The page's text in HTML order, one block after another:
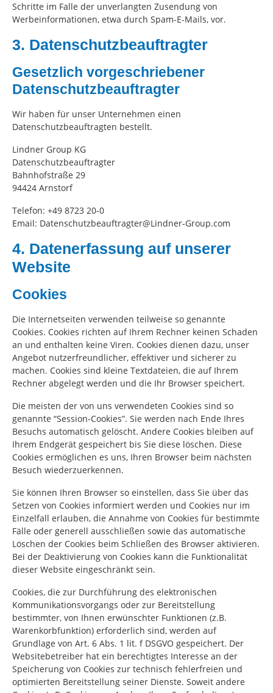
Schritte im Falle der unverlangten Zusendung von
Werbeinformationen, etwa durch Spam-E-Mails, vor.
3. Datenschutzbeauftragter
Gesetzlich vorgeschriebener
Datenschutzbeauftragter
Wir haben für unser Unternehmen einen
Datenschutzbeauftragten bestellt.
Lindner Group KG
Datenschutzbeauftragter
Bahnhofstraße 29
94424 Arnstorf
Telefon: +49 8723 20-0
Email: Datenschutzbeauftragter@Lindner-Group.com
4. Datenerfassung auf unserer
Website
Cookies
Die Internetseiten verwenden teilweise so genannte
Cookies. Cookies richten auf Ihrem Rechner keinen Schaden
an und enthalten keine Viren. Cookies dienen dazu, unser
Angebot nutzerfreundlicher, effektiver und sicherer zu
machen. Cookies sind kleine Textdateien, die auf Ihrem
Rechner abgelegt werden und die Ihr Browser speichert.
Die meisten der von uns verwendeten Cookies sind so
genannte “Session-Cookies”. Sie werden nach Ende Ihres
Besuchs automatisch gelöscht. Andere Cookies bleiben auf
Ihrem Endgerät gespeichert bis Sie diese löschen. Diese
Cookies ermöglichen es uns, Ihren Browser beim nächsten
Besuch wiederzuerkennen.
Sie können Ihren Browser so einstellen, dass Sie über das
Setzen von Cookies informiert werden und Cookies nur im
Einzelfall erlauben, die Annahme von Cookies für bestimmte
Fälle oder generell ausschließen sowie das automatische
Löschen der Cookies beim Schließen des Browser aktivieren.
Bei der Deaktivierung von Cookies kann die Funktionalität
dieser Website eingeschränkt sein.
Cookies, die zur Durchführung des elektronischen
Kommunikationsvorgangs oder zur Bereitstellung
bestimmter, von Ihnen erwünschter Funktionen (z.B.
Warenkorbfunktion) erforderlich sind, werden auf
Grundlage von Art. 6 Abs. 1 lit. f DSGVO gespeichert. Der
Websitebetreiber hat ein berechtigtes Interesse an der
Speicherung von Cookies zur technisch fehlerfreien und
optimierten Bereitstellung seiner Dienste. Soweit andere